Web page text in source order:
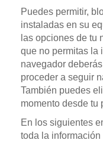
Puedes permitir,
instaladas en su
las opciones de tu
que no permitas la
navegador
proceder a seguir
También puedes
momento desde tu
En los siguientes
toda la